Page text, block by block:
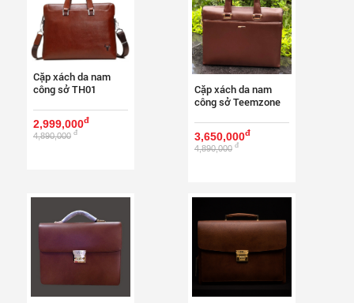
Cặp xách da nam
công sở TH01
2,999,000đ
4,890,000 đ
Cặp xách da nam
công sở Teemzone
3,650,000đ
4,890,000 đ